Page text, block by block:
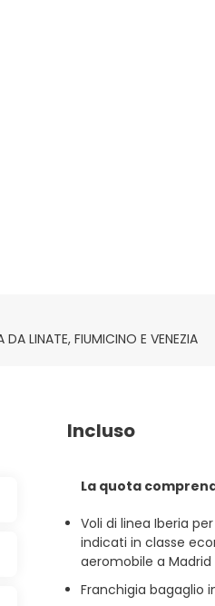
LINATE, FIUMICINO E VENEZIA
Incluso
La quota
Voli di linea Iberia
indicati in classe
aeromobile a
Franchigia bagaglio